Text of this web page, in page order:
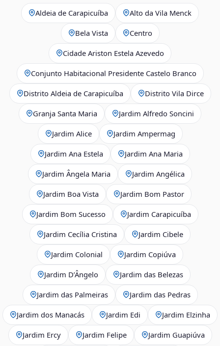
Aldeia de Carapicuíba Alto da Vila Menck
Bela Vista Centro
Cidade Ariston Estela Azevedo
Conjunto Habitacional Presidente Castelo Branco
Distrito Aldeia de Carapicuíba Distrito Vila Dirce
Granja Santa Maria Jardim Alfredo Soncini
Jardim Alice Jardim Ampermag
Jardim Ana Estela Jardim Ana Maria
Jardim Ângela Maria Jardim Angélica
Jardim Boa Vista Jardim Bom Pastor
Jardim Bom Sucesso Jardim Carapicuíba
Jardim Cecília Cristina Jardim Cibele
Jardim Colonial Jardim Copiúva
Jardim D’Ângelo Jardim das Belezas
Jardim das Palmeiras Jardim das Pedras
Jardim dos Manacás Jardim Edi Jardim Elzinha
Jardim Ercy Jardim Felipe Jardim Guapiúva